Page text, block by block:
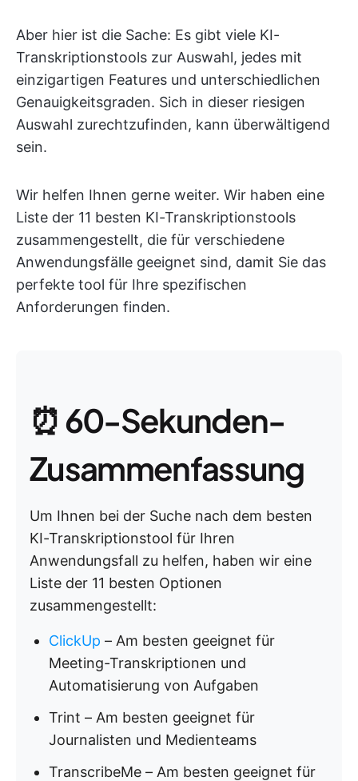
Aber hier ist die Sache: Es gibt viele KI-
Transkriptionstools zur Auswahl, jedes mit
einzigartigen Features und unterschiedlichen
Genauigkeitsgraden. Sich in dieser riesigen
Auswahl zurechtzufinden, kann überwältigend
sein.
Wir helfen Ihnen gerne weiter. Wir haben eine
Liste der 11 besten KI-Transkriptionstools
zusammengestellt, die für verschiedene
Anwendungsfälle geeignet sind, damit Sie das
perfekte tool für Ihre spezifischen
Anforderungen finden.
⏰ 60-Sekunden-
Zusammenfassung
Um Ihnen bei der Suche nach dem besten
KI-Transkriptionstool für Ihren
Anwendungsfall zu helfen, haben wir eine
Liste der 11 besten Optionen
zusammengestellt:
ClickUp – Am besten geeignet für
Meeting-Transkriptionen und
Automatisierung von Aufgaben
Trint – Am besten geeignet für
Journalisten und Medienteams
TranscribeMe – Am besten geeignet für